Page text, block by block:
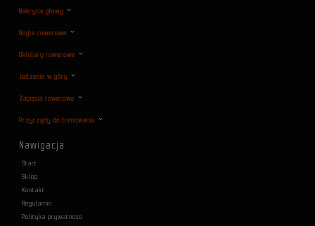
Nakrycia głowy
Gogle rowerowe
Oklulary rowerowe
Jedzenie w góry
Zapięcia rowerowe
Przyrządy do trenowania
Nawigacja
Start
Sklep
Kontakt
Regulamin
Polityka prywatności